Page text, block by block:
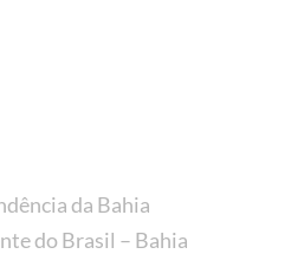
da Bahia
do Brasil – Bahia